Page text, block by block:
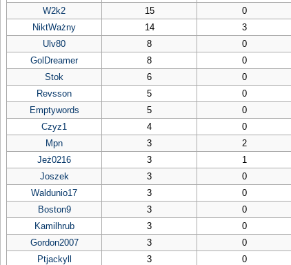
W2k2
15 0
NiktWażny
14 3
Ulv80
8 0
GolDreamer
8 0
Stok
6 0
Revsson
5 0
Emptywords
5 0
Czyz1
4 0
Mpn
3 2
Jeż0216
3 1
Joszek
3 0
Waldunio17
3 0
Boston9
3 0
Kamilhrub
3 0
Gordon2007
3 0
Ptjackyll
3 0